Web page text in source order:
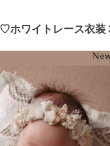
ホワイトレース衣装